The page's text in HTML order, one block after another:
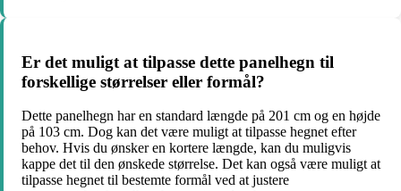
Er det muligt at tilpasse dette panelhegn til
forskellige størrelser eller formål?
Dette panelhegn har en standard længde på 201 cm og en højde
på 103 cm. Dog kan det være muligt at tilpasse hegnet efter
behov. Hvis du ønsker en kortere længde, kan du muligvis
kappe det til den ønskede størrelse. Det kan også være muligt at
tilpasse hegnet til bestemte formål ved at justere